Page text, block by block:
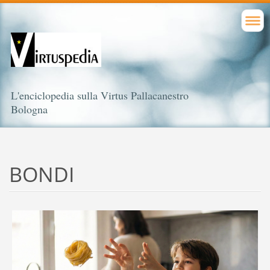
L'enciclopedia sulla Virtus Pallacanestro
Bologna
BONDI